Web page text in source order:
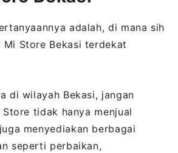
adalah, di mana sih
Mi Store Bekasi terdekat
di wilayah Bekasi, jangan
tidak hanya menjual
menyediakan berbagai
seperti perbaikan,